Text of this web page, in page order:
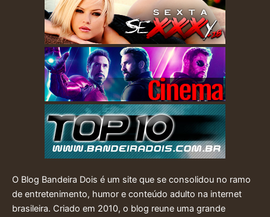
O Blog Bandeira Dois é um site que se consolidou no ramo
de entretenimento, humor e conteúdo adulto na internet
brasileira. Criado em 2010, o blog reune uma grande